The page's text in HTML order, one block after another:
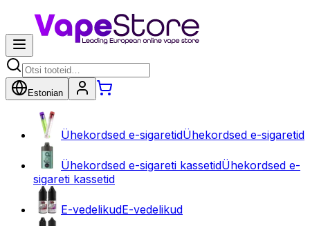
Estonian
Ühekordsed e-sigaretidÜhekordsed e-sigaretid
Ühekordsed e-sigareti kassetidÜhekordsed e-
sigareti kassetid
E-vedelikudE-vedelikud